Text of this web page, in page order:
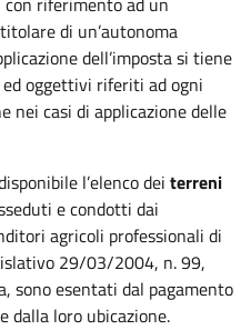
di un’autonoma
dell’imposta si tiene
oggettivi riferiti ad ogni
nei casi di applicazione delle
l’elenco dei terreni
e condotti dai
agricoli professionali di
29/03/2004, n. 99,
sono esentati dal pagamento
dalla loro ubicazione.